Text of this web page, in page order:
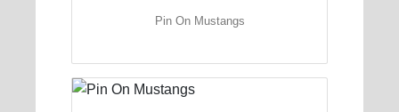
Pin On Mustangs